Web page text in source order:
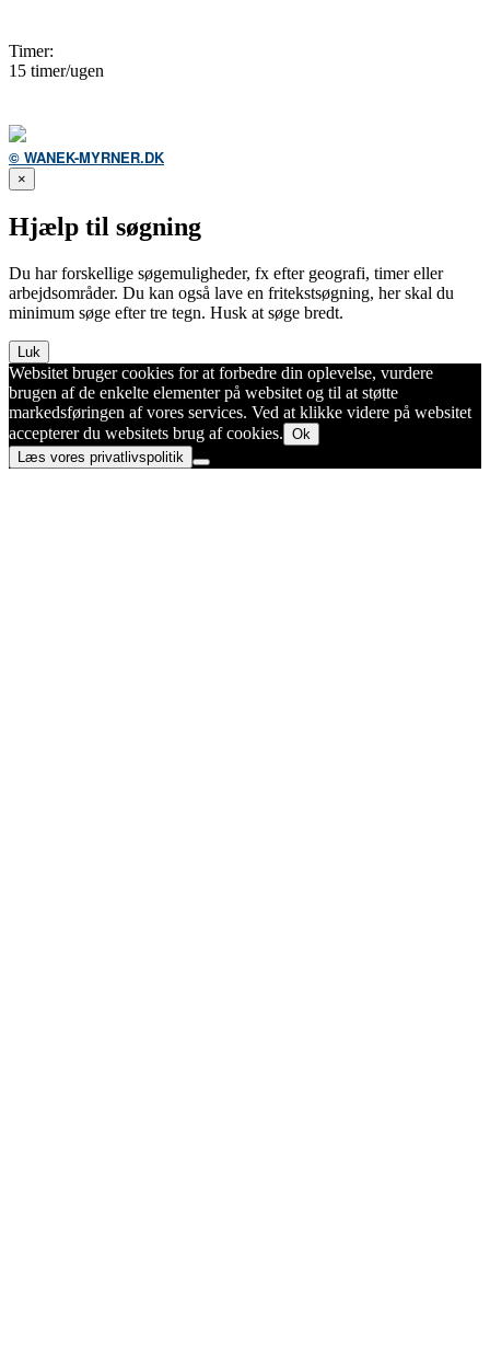
Timer:
15 timer/ugen
© WANEK-MYRNER.DK
×
Hjælp til søgning
Du har forskellige søgemuligheder, fx efter geografi, timer eller
arbejdsområder. Du kan også lave en fritekstsøgning, her skal du
minimum søge efter tre tegn. Husk at søge bredt.
Luk
Websitet bruger cookies for at forbedre din oplevelse, vurdere
brugen af de enkelte elementer på websitet og til at støtte
markedsføringen af vores services. Ved at klikke videre på websitet
accepterer du websitets brug af cookies. Ok
Læs vores privatlivspolitik